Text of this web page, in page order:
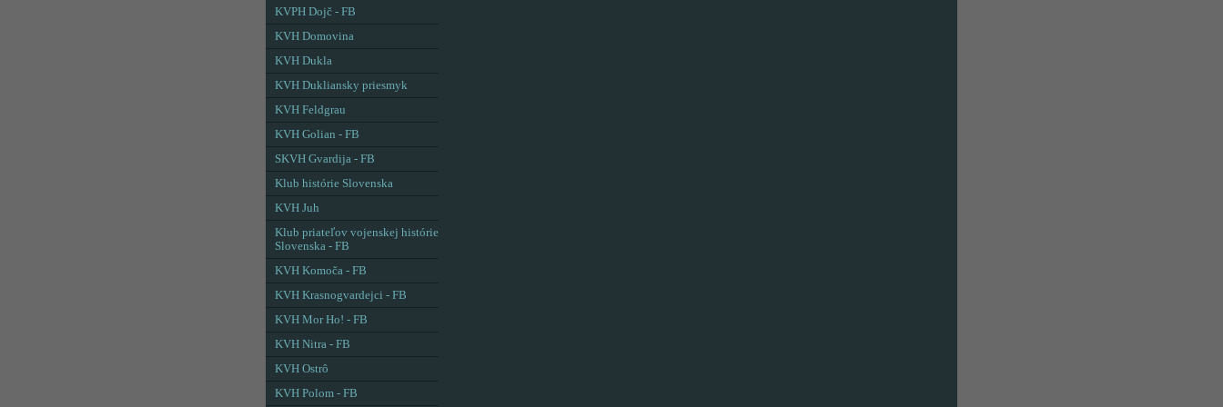
KVPH Dojč - FB
KVH Domovina
KVH Dukla
KVH Dukliansky priesmyk
KVH Feldgrau
KVH Golian - FB
SKVH Gvardija - FB
Klub histórie Slovenska
KVH Juh
Klub priateľov vojenskej histórie
Slovenska - FB
KVH Komoča - FB
KVH Krasnogvardejci - FB
KVH Mor Ho! - FB
KVH Nitra - FB
KVH Ostrô
KVH Polom - FB